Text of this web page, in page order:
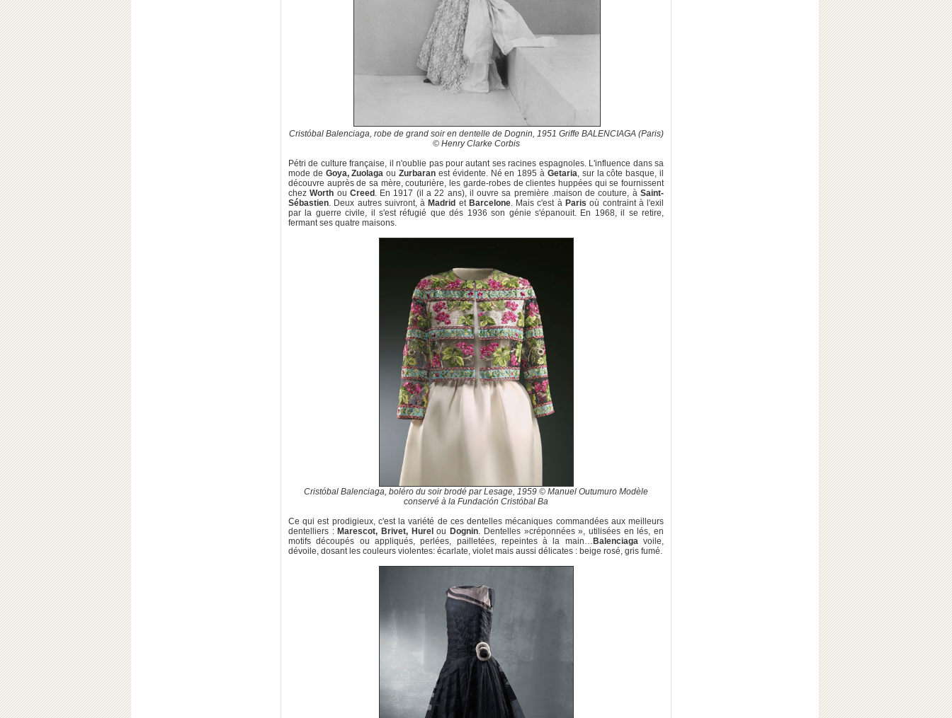
Cristóbal Balenciaga, robe de grand soir en dentelle de Dognin, 1951 Griffe BALENCIAGA (Paris)
© Henry Clarke Corbis
Pétri de culture française, il n'oublie pas pour autant ses racines espagnoles. L'influence dans sa
mode de Goya, Zuolaga ouZurbaran est évidente. Né en 1895 à Getaria, sur la côte basque, il
découvre auprès de sa mère, couturière, les garde-robes de clientes huppées qui se fournissent
chezWorth ou Creed . En 1917 (il a 22 ans), il ouvre sa première .maison de couture, àSaint-
Sébastien. Deux autres suivront, à Madrid et Barcelone. Mais c'est à Paris où contraint à l'exil
par la guerre civile, il s'est réfugié que dés 1936 son génie s'épanouit. En 1968, il se retire,
fermant ses quatre maisons.
Cristóbal Balenciaga, boléro du soir brodé par Lesage, 1959 © Manuel Outumuro Modèle
conservé à la Fundación Cristóbal Ba
Ce qui est prodigieux, c'est la variété de ces dentelles mécaniques commandées aux meilleurs
dentelliers : Marescot, Brivet, Hurel ou Dognin. Dentelles »créponnées », utilisées en lés, en
motifs découpés ou appliqués, perlées, pailletées, repeintes à la main… Balenciagavoile,
dévoile, dosant les couleurs violentes: écarlate, violet mais aussi délicates : beige rosé, gris fumé.